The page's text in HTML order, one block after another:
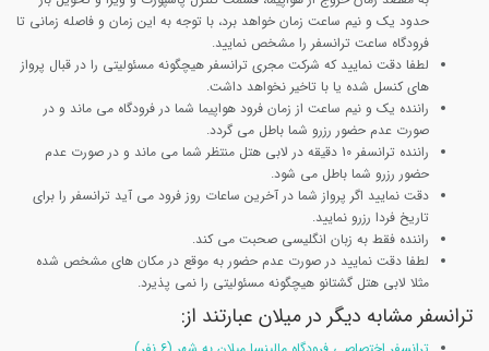
حدود یک و نیم ساعت زمان خواهد برد، با توجه به این زمان و فاصله زمانی تا
فرودگاه ساعت ترانسفر را مشخص نمایید.
لطفا دقت نمایید که شرکت مجری ترانسفر هیچگونه مسئولیتی را در قبال پرواز
های کنسل شده یا با تاخیر نخواهد داشت.
راننده یک و نیم ساعت از زمان فرود هواپیما شما در فرودگاه می ماند و در
صورت عدم حضور رزرو شما باطل می گردد.
راننده ترانسفر 10 دقیقه در لابی هتل منتظر شما می ماند و در صورت عدم
حضور رزرو شما باطل می شود.
دقت نمایید اگر پرواز شما در آخرین ساعات روز فرود می آید ترانسفر را برای
تاریخ فردا رزرو نمایید.
راننده فقط به زبان انگلیسی صحبت می کند.
لطفا دقت نمایید در صورت عدم حضور به موقع در مکان های مشخص شده
مثلا لابی هتل گشتانو هیچگونه مسئولیتی را نمی پذیرد.
ترانسفر مشابه دیگر در میلان عبارتند از: